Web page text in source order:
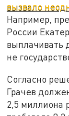
вызвало
Например,
России
выплачивать
не
Согласно
Грачев
2,5 миллиона